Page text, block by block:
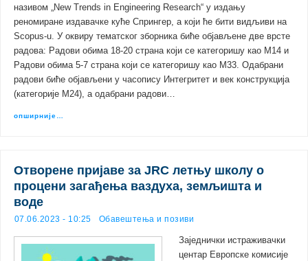
називом „New Trends in Engineering Research“ у издању
реномиране издавачке куће Спрингер, а који ће бити видљиви на
Scopus-u. У оквиру тематског зборника биће објављене две врсте
радова: Радови обима 18-20 страна који се категоришу као М14 и
Радови обима 5-7 страна који се категоришу као М33. Одабрани
радови биће објављени у часопису Интегритет и век конструкција
(категорије М24), а одабрани радови…
опширније…
Oтворене пријаве за JRC летњу школу о
процени загађења ваздуха, земљишта и
воде
07.06.2023 - 10:25 Обавештења и позиви
Заједнички истраживачки
центар Европске комисије